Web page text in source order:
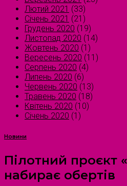
Лютий 2021 (33)
Січень 2021 (21)
Грудень 2020 (19)
Листопад 2020 (14)
Жовтень 2020 (1)
Вересень 2020 (11)
Серпень 2020 (4)
Липень 2020 (6)
Червень 2020 (13)
Травень 2020 (18)
Квітень 2020 (10)
Січень 2020 (1)
Новини
Пілотний проєкт
набирає обертів